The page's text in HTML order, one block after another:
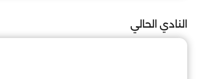
النادي الحالي